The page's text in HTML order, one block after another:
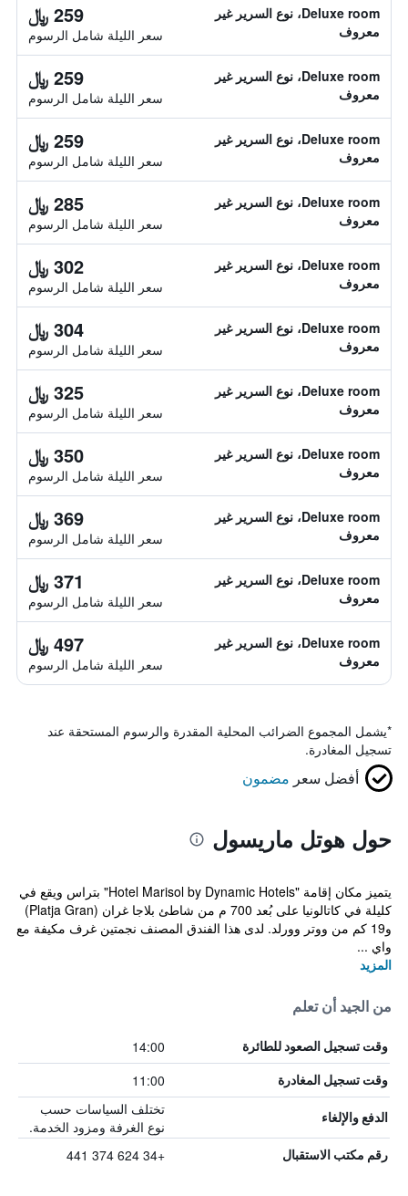
Deluxe room، نوع السرير غير
معروف
259 ﷼
سعر الليلة شامل الرسوم
Deluxe room، نوع السرير غير
معروف
259 ﷼
سعر الليلة شامل الرسوم
Deluxe room، نوع السرير غير
معروف
259 ﷼
سعر الليلة شامل الرسوم
Deluxe room، نوع السرير غير
معروف
285 ﷼
سعر الليلة شامل الرسوم
Deluxe room، نوع السرير غير
معروف
302 ﷼
سعر الليلة شامل الرسوم
Deluxe room، نوع السرير غير
معروف
304 ﷼
سعر الليلة شامل الرسوم
Deluxe room، نوع السرير غير
معروف
325 ﷼
سعر الليلة شامل الرسوم
Deluxe room، نوع السرير غير
معروف
350 ﷼
سعر الليلة شامل الرسوم
Deluxe room، نوع السرير غير
معروف
369 ﷼
سعر الليلة شامل الرسوم
Deluxe room، نوع السرير غير
معروف
371 ﷼
سعر الليلة شامل الرسوم
Deluxe room، نوع السرير غير
معروف
497 ﷼
سعر الليلة شامل الرسوم
*يشمل المجموع الضرائب المحلية المقدرة والرسوم المستحقة عند
تسجيل المغادرة.
أفضل سعر مضمون
حول هوتل ماريسول
يتميز مكان إقامة "Hotel Marisol by Dynamic Hotels" بتراس ويقع في
كليلة في كاتالونيا على بُعد 700 م من شاطئ بلاجا غران (Platja Gran)
و19 كم من ووتر وورلد. لدى هذا الفندق المصنف نجمتين غرف مكيفة مع
واي ...
المزيد
من الجيد أن تعلم
وقت تسجيل الصعود للطائرة 14:00
وقت تسجيل المغادرة 11:00
الدفع والإلغاء
تختلف السياسات حسب
نوع الغرفة ومزود الخدمة.
رقم مكتب الاستقبال +34 624 374 441